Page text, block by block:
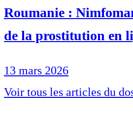
Roumanie :
de la prostitution en
13 mars 2026
Voir tous les articles du